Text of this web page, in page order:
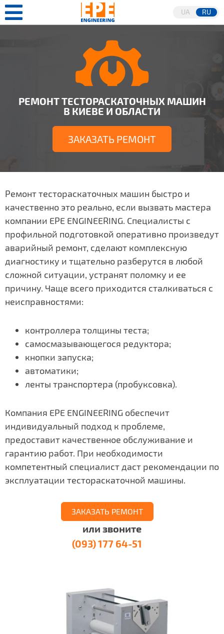
UA RU
РЕМОНТ ТЕСТОРАСКАТОЧНЫХ МАШИН
В КИЕВЕ И ОБЛАСТИ
ЗАКАЗАТЬ РЕМОНТ
Ремонт тестораскаточных машин быстро и
качественно это реально, если вызвать мастера
компании EPE ENGINEERING. Специалисты с
профильной подготовкой оперативно произведут
аварийный ремонт, сделают комплексную
диагностику и тщательно разберутся в любой
сложной ситуации, устранят поломку и ее
причину. Чаще всего приходится сталкиваться с
неисправностями:
контроллера толщины теста;
самосмазывающегося редуктора;
кнопки запуска;
автоматики;
ленты транспортера (пробуксовка).
Компания EPE ENGINEERING обеспечит
индивидуальный подход к проблеме,
предоставит качественное обслуживание и
гарантию работ. При необходимости
компетентный специалист даст рекомендации по
эксплуатации тестораскаточной машины.
ЗАКАЗАТЬ РЕМОНТ
или звоните
(093) 177 64-51